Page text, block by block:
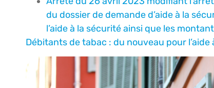
du dossier de demande d’aide à la
l’aide à la sécurité ainsi que les
Débitants de tabac : du nouveau pour l’aide